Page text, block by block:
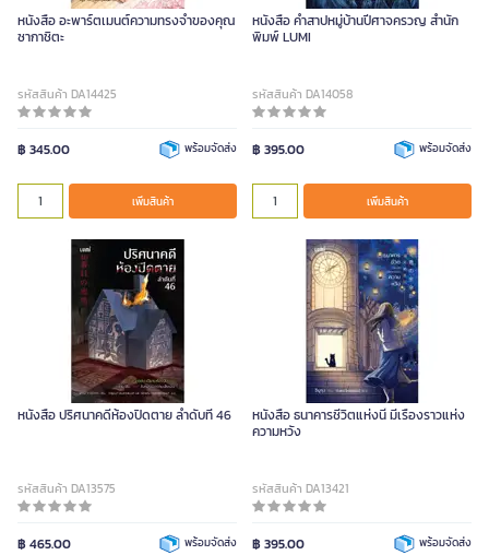
หนังสือ อะพาร์ตเมนต์ความทรงจำของคุณ
ซากาชิตะ
รหัสสินค้า DA14425
฿ 345.00 พร้อมจัดส่ง
เพิ่มสินค้า
หนังสือ คำสาปหมู่บ้านปีศาจครวญ สำนัก
พิมพ์ LUMI
รหัสสินค้า DA14058
฿ 395.00 พร้อมจัดส่ง
เพิ่มสินค้า
หนังสือ ปริศนาคดีห้องปิดตาย ลำดับที่ 46
รหัสสินค้า DA13575
฿ 465.00 พร้อมจัดส่ง
หนังสือ ธนาคารชีวิตแห่งนี้ มีเรื่องราวแห่ง
ความหวัง
รหัสสินค้า DA13421
฿ 395.00 พร้อมจัดส่ง